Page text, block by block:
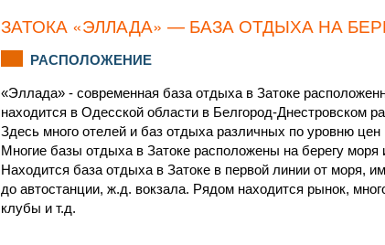
ЗАТОКА «ЭЛЛАДА» — БАЗА ОТДЫХА НА
РАСПОЛОЖЕНИЕ
«Эллада» - современная база отдыха в Затоке
находится в Одесской области в Белгород-Днестровском
Здесь много отелей и баз отдыха различных по уровню цен
Многие базы отдыха в Затоке расположены на берегу
Находится база отдыха в Затоке в первой линии от моря,
до автостанции, ж.д. вокзала. Рядом находится рынок,
клубы и т.д.